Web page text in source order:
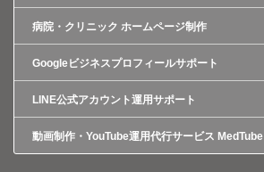
病院・クリニック ホームページ制作
Googleビジネスプロフィールサポート
LINE公式アカウント運用サポート
動画制作・YouTube運用代行サービス MedTube